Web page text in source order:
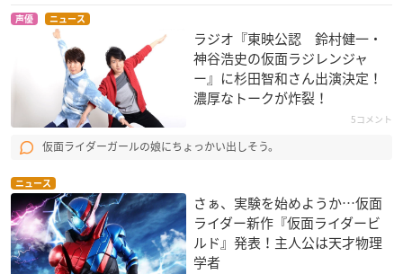
声優 ニュース
ラジオ『東映公認​ 鈴村健一・
神谷浩史の仮面ラジレンジャ
ー』に杉田智和さん出演決定！
濃厚なトークが炸裂！
5コメント
仮面ライダーガールの娘にちょっかい出しそう。
ニュース
さぁ、実験を始めようか…仮面
ライダー新作『仮面ライダービ
ルド』発表！主人公は天才物理
学者